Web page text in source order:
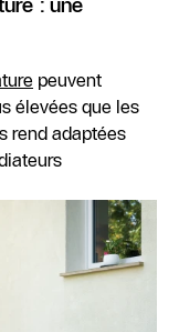
: une
peuvent
élevées que les
rend adaptées